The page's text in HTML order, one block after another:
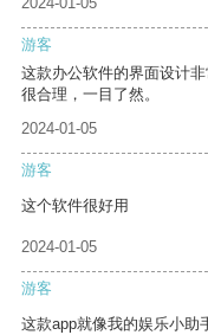
游客
这款办公软件的界面设计
很合理，一目了然。
2024-01-05
游客
这个软件很好用
2024-01-05
游客
这款app就像我的娱乐小助